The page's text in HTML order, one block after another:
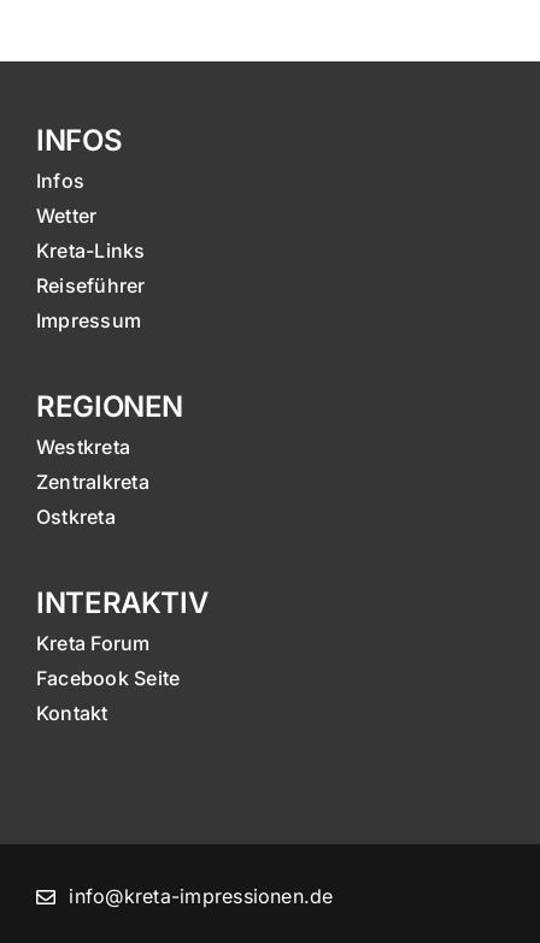
INFOS
Infos
Wetter
Kreta-Links
Reiseführer
Impressum
REGIONEN
Westkreta
Zentralkreta
Ostkreta
INTERAKTIV
Kreta Forum
Facebook Seite
Kontakt
info@kreta-impressionen.de